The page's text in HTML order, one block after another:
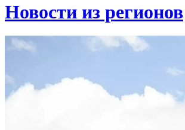
Новости из регионов